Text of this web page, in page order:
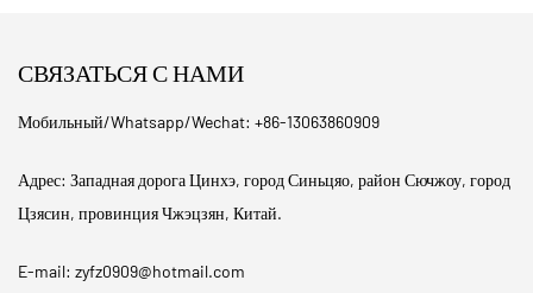
СВЯЗАТЬСЯ С НАМИ
Мобильный/Whatsapp/Wechat: +86-13063860909
Адрес: Западная дорога Цинхэ, город Синьцяо, район Сючжоу, город
Цзясин, провинция Чжэцзян, Китай.
E-mail: zyfz0909@hotmail.com